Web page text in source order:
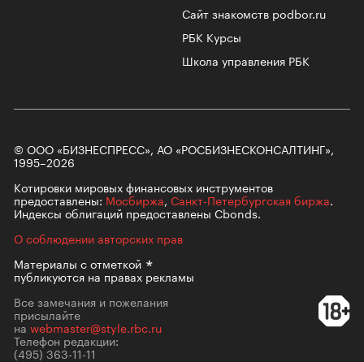
Сайт знакомств podbor.ru
РБК Курсы
Школа управления РБК
© ООО «БИЗНЕСПРЕСС», АО «РОСБИЗНЕСКОНСАЛТИНГ»,
1995–2026
Котировки мировых финансовых инструментов
предоставлены: Мосбиржа, Санкт-Петербургская биржа.
Индексы облигаций предоставлены Cbonds.
О соблюдении авторских прав
Материалы сотметкой
публикуются на правах рекламы
Все замечания и пожелания
присылайте
на webmaster@style.rbc.ru
Телефон редакции:
(495) 363-11-11